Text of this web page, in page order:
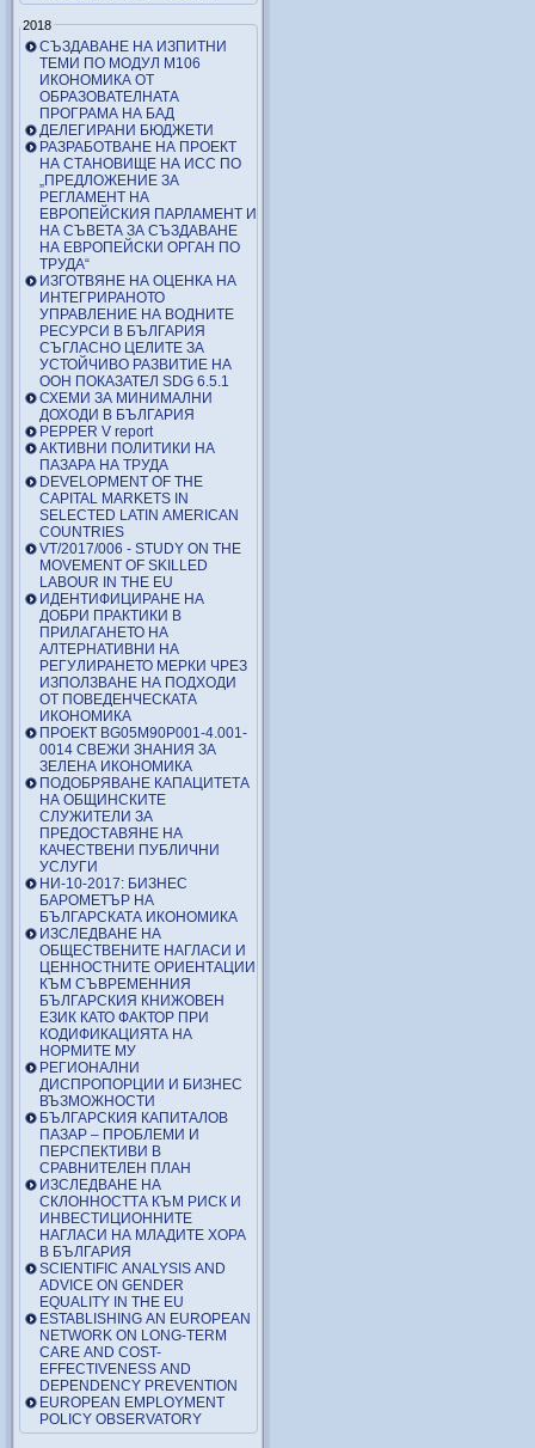
2018
СЪЗДАВАНЕ НА ИЗПИТНИ
ТЕМИ ПО МОДУЛ М106
ИКОНОМИКА ОТ
ОБРАЗОВАТЕЛНАТА
ПРОГРАМА НА БАД
ДЕЛЕГИРАНИ БЮДЖЕТИ
РАЗРАБОТВАНЕ НА ПРОЕКТ
НА СТАНОВИЩЕ НА ИСС ПО
„ПРЕДЛОЖЕНИЕ ЗА
РЕГЛАМЕНТ НА
ЕВРОПЕЙСКИЯ ПАРЛАМЕНТ И
НА СЪВЕТА ЗА СЪЗДАВАНЕ
НА ЕВРОПЕЙСКИ ОРГАН ПО
ТРУДА“
ИЗГОТВЯНЕ НА ОЦЕНКА НА
ИНТЕГРИРАНОТО
УПРАВЛЕНИЕ НА ВОДНИТЕ
РЕСУРСИ В БЪЛГАРИЯ
СЪГЛАСНО ЦЕЛИТЕ ЗА
УСТОЙЧИВО РАЗВИТИЕ НА
ООН ПОКАЗАТЕЛ SDG 6.5.1
СХЕМИ ЗА МИНИМАЛНИ
ДОХОДИ В БЪЛГАРИЯ
PEPPER V report
АКТИВНИ ПОЛИТИКИ НА
ПАЗАРА НА ТРУДА
DEVELOPMENT OF THE
CAPITAL MARKETS IN
SELECTED LATIN AMERICAN
COUNTRIES
VT/2017/006 - STUDY ON THE
MOVEMENT OF SKILLED
LABOUR IN THE EU
ИДЕНТИФИЦИРАНЕ НА
ДОБРИ ПРАКТИКИ В
ПРИЛАГАНЕТО НА
АЛТЕРНАТИВНИ НА
РЕГУЛИРАНЕТО МЕРКИ ЧРЕЗ
ИЗПОЛЗВАНЕ НА ПОДХОДИ
ОТ ПОВЕДЕНЧЕСКАТА
ИКОНОМИКА
ПРОЕКТ BG05M90P001-4.001-
0014 СВЕЖИ ЗНАНИЯ ЗА
ЗЕЛЕНА ИКОНОМИКА
ПОДОБРЯВАНЕ КАПАЦИТЕТА
НА ОБЩИНСКИТЕ
СЛУЖИТЕЛИ ЗА
ПРЕДОСТАВЯНЕ НА
КАЧЕСТВЕНИ ПУБЛИЧНИ
УСЛУГИ
НИ-10-2017: БИЗНЕС
БАРОМЕТЪР НА
БЪЛГАРСКАТА ИКОНОМИКА
ИЗСЛЕДВАНЕ НА
ОБЩЕСТВЕНИТЕ НАГЛАСИ И
ЦЕННОСТНИТЕ ОРИЕНТАЦИИ
КЪМ СЪВРЕМЕННИЯ
БЪЛГАРСКИЯ КНИЖОВЕН
ЕЗИК КАТО ФАКТОР ПРИ
КОДИФИКАЦИЯТА НА
НОРМИТЕ МУ
РЕГИОНАЛНИ
ДИСПРОПОРЦИИ И БИЗНЕС
ВЪЗМОЖНОСТИ
БЪЛГАРСКИЯ КАПИТАЛОВ
ПАЗАР – ПРОБЛЕМИ И
ПЕРСПЕКТИВИ В
СРАВНИТЕЛЕН ПЛАН
ИЗСЛЕДВАНЕ НА
СКЛОННОСТТА КЪМ РИСК И
ИНВЕСТИЦИОННИТЕ
НАГЛАСИ НА МЛАДИТЕ ХОРА
В БЪЛГАРИЯ
SCIENTIFIC ANALYSIS AND
ADVICE ON GENDER
EQUALITY IN THE EU
ESTABLISHING AN EUROPEAN
NETWORK ON LONG-TERM
CARE AND COST-
EFFECTIVENESS AND
DEPENDENCY PREVENTION
EUROPEAN EMPLOYMENT
POLICY OBSERVATORY